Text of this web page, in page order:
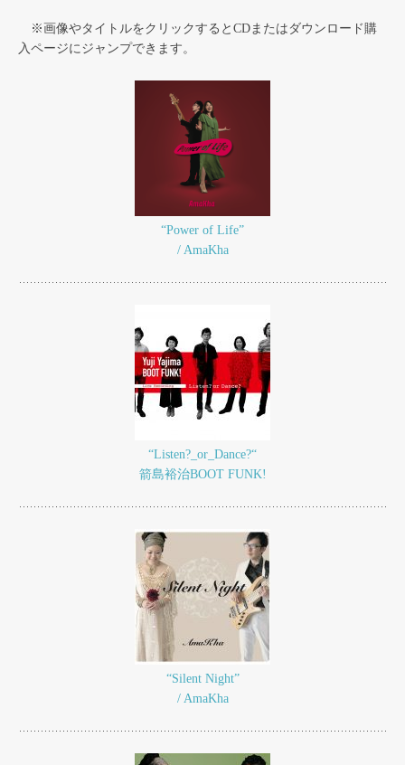
※画像やタイトルをクリックするとCDまたはダウンロード購
入ページにジャンプできます。
“Power of Life”
/ AmaKha
“Listen?_or_Dance?“
箭島裕治BOOT FUNK!
“Silent Night”
/ AmaKha